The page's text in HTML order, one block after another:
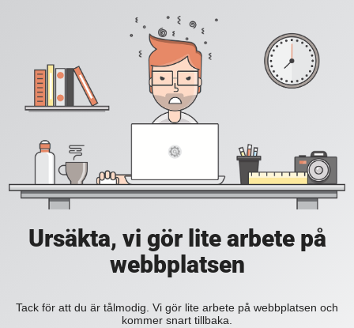
Ursäkta, vi gör lite arbete på
webbplatsen
Tack för att du är tålmodig. Vi gör lite arbete på webbplatsen och
kommer snart tillbaka.